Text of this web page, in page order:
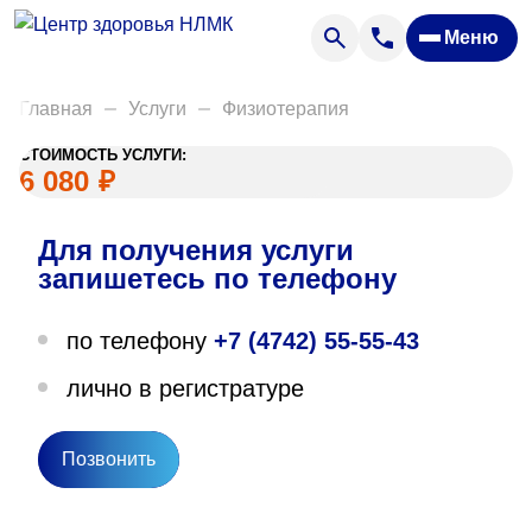
Меню
Анализы
Акции
Пациентам
Вакансии
О нас
Направления деятельности
Главная Услуги Физиотерапия
СТОИМОСТЬ УСЛУГИ:
6 080 ₽
Для получения услуги
запишетесь по телефону
по телефону +7 (4742) 55-55-43
лично в регистратуре
Позвонить